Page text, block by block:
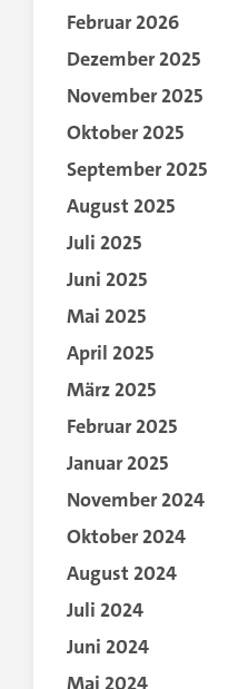
Februar 2026
Dezember 2025
November 2025
Oktober 2025
September 2025
August 2025
Juli 2025
Juni 2025
Mai 2025
April 2025
März 2025
Februar 2025
Januar 2025
November 2024
Oktober 2024
August 2024
Juli 2024
Juni 2024
Mai 2024